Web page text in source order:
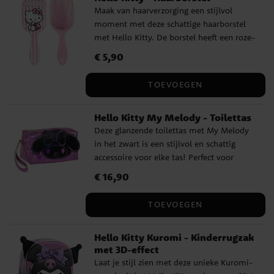
Maak van haarverzorging een stijlvol
moment met deze schattige haarborstel
met Hello Kitty. De borstel heeft een roze-
afbeelding en een roze borstelkop met
perfect voor dagelijks gebruik. De
een officieel gelicentieerd product.
Prijs:€ 5,90
€ 5,90
TOEVOEGEN
Hello Kitty My Melody - Toilettas
Deze glanzende toilettas met My Melody
in het zwart is een stijlvol en schattig
accessoire voor elke tas! Perfect voor
spulletjes. De metallic paarse buitenkant
charmante uitstraling maakt het zowel
reizen of dagelijks gebruik. ✔️ Metallic
paarse buitenkant met My Melody-
afbeelding ✔️ Perfect voor kleine spullen,
Prijs: € 16,90
€ 16,90
TOEVOEGEN
Hello Kitty Kuromi - Kinderrugzak
met 3D-effect
Laat je stijl zien met deze unieke Kuromi-